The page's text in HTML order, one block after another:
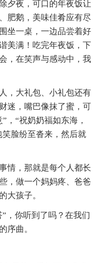
夕夜，可口的年夜饭让
肥鹅，美味佳肴应有尽
坐一桌，一边品尝着好
美满！吃完年夜饭，下
，在笑声与感动中，我
大礼包、小礼包还有
迷，嘴巴像抹了蜜，可
，“祝奶奶福如东海，
脸纷至沓来，然后就
，那就是每个人都长
，做一个妈妈疼、爸爸
大孩子。
你听到了吗？在我们
序曲。